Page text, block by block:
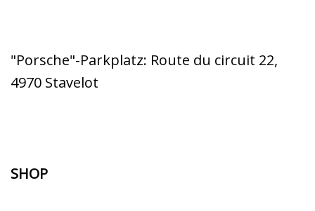
"Porsche"-Parkplatz: Route du circuit 22,
4970 Stavelot
SHOP